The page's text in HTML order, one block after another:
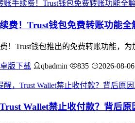
费！Trust钱包免费转账功能全
！Trust钱包推出的免费转账功能，
版下载 qbadmin 835 2026-08-06
Wallet禁止收付款？背后原